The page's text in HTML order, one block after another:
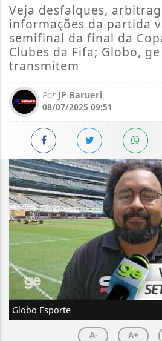
Veja desfalques,
informações da partida
semifinal da final da
Clubes da Fifa; Globo,
transmitem
Por JP Barueri
08/07/2025 09:51
Globo Esporte
A- A+